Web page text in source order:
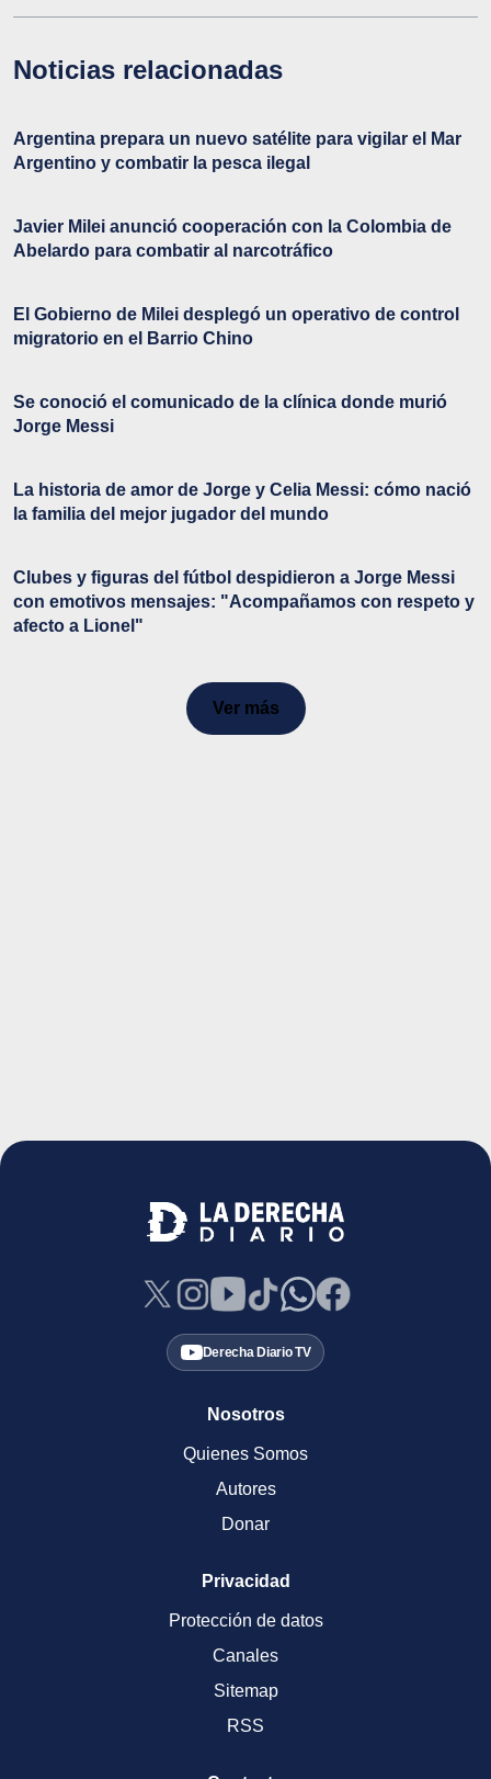
Noticias relacionadas
Argentina prepara un nuevo satélite para vigilar el Mar
Argentino y combatir la pesca ilegal
Javier Milei anunció cooperación con la Colombia de
Abelardo para combatir al narcotráfico
El Gobierno de Milei desplegó un operativo de control
migratorio en el Barrio Chino
Se conoció el comunicado de la clínica donde murió
Jorge Messi
La historia de amor de Jorge y Celia Messi: cómo nació
la familia del mejor jugador del mundo
Clubes y figuras del fútbol despidieron a Jorge Messi
con emotivos mensajes: "Acompañamos con respeto y
afecto a Lionel"
Ver más
Derecha Diario TV
Nosotros
Quienes Somos
Autores
Donar
Privacidad
Protección de datos
Canales
Sitemap
RSS